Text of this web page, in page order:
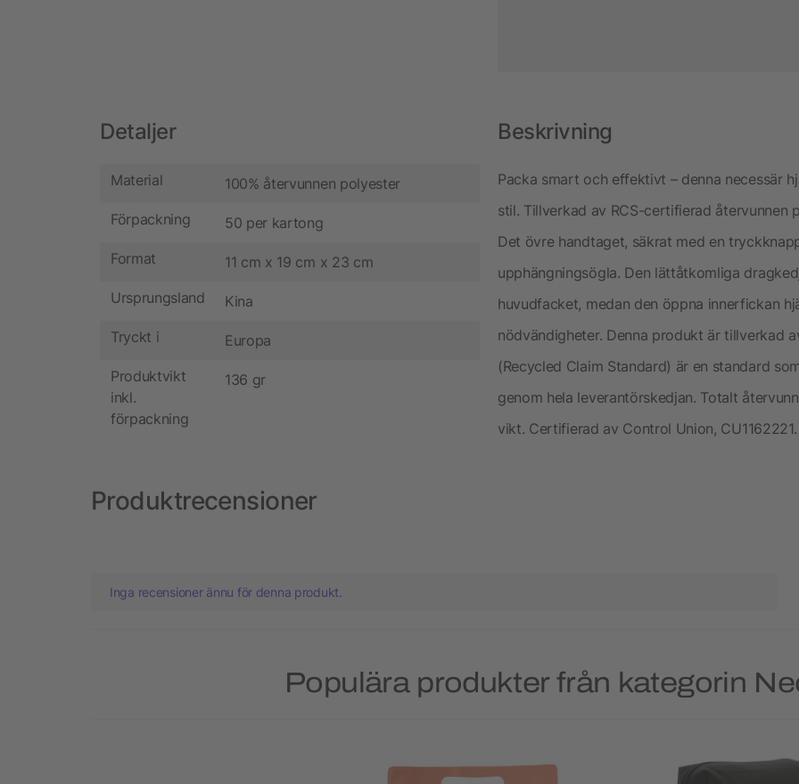
Detaljer
Material 100% återvunnen polyester
Förpackning 50 per kartong
Format 11 cm x 19 cm x 23 cm
Ursprungsland Kina
Tryckt i Europa
Produktvikt
inkl.
förpackning
136 gr
Beskrivning
Packa smart och effektivt – denna necessär
stil. Tillverkad av RCS-certifierad återvunnen
Det övre handtaget, säkrat med en
upphängningsögla. Den lättåtkomliga
huvudfacket, medan den öppna innerfickan
nödvändigheter. Denna produkt är tillverkad
(Recycled Claim Standard) är en standard
genom hela leverantörskedjan. Totalt
vikt. Certifierad av Control Union, CU1162221.
Produktrecensioner
Inga recensioner ännu för denna produkt.
Populära produkter från kategorin